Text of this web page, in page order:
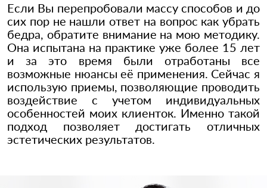
Если Вы перепробовали массу способов и до
сих пор не нашли ответ на вопрос как убрать
бедра, обратите внимание на мою методику.
Она испытана на практике уже более 15 лет
и за это время были отработаны все
возможные нюансы её применения. Сейчас я
использую приемы, позволяющие проводить
воздействие с учетом индивидуальных
особенностей моих клиенток. Именно такой
подход позволяет достигать отличных
эстетических результатов.